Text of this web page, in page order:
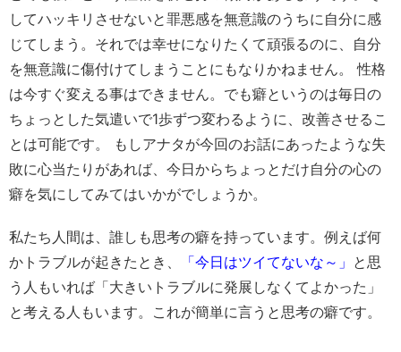
私たち人間は、誰しも思考の癖を持っています。例えば何
かトラブルが起きたとき、
「今日はツイてないな～」 と思
う人もいれば 「大きいトラブルに発展しなくてよかった」
と考える人もいます。これが簡単に言うと思考の癖です。